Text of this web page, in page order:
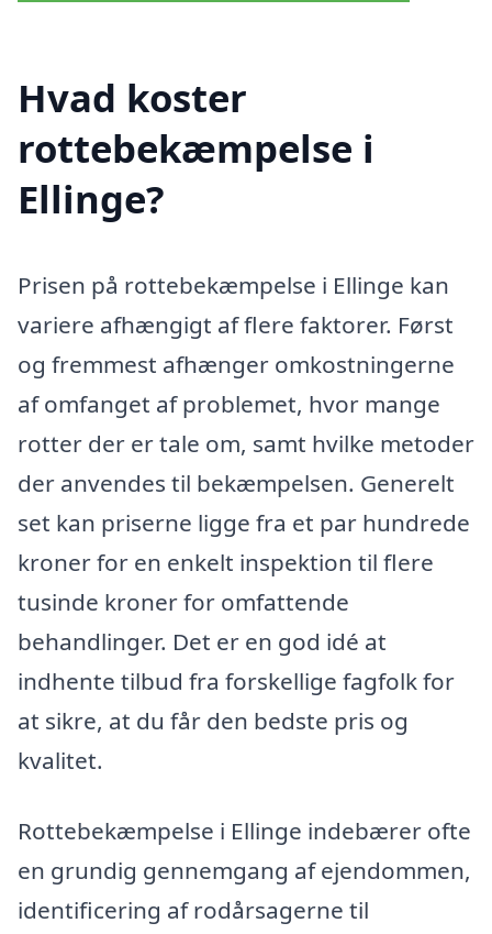
Hvad koster
rottebekæmpelse i
Ellinge?
Prisen på rottebekæmpelse i Ellinge kan
variere afhængigt af flere faktorer. Først
og fremmest afhænger omkostningerne
af omfanget af problemet, hvor mange
rotter der er tale om, samt hvilke metoder
der anvendes til bekæmpelsen. Generelt
set kan priserne ligge fra et par hundrede
kroner for en enkelt inspektion til flere
tusinde kroner for omfattende
behandlinger. Det er en god idé at
indhente tilbud fra forskellige fagfolk for
at sikre, at du får den bedste pris og
kvalitet.
Rottebekæmpelse i Ellinge indebærer ofte
en grundig gennemgang af ejendommen,
identificering af rodårsagerne til